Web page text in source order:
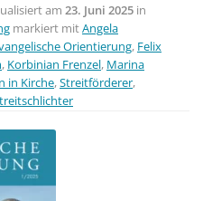
am 23. Juni 2025 in
markiert mitAngela
Orientierung, Felix
, Korbinian Frenzel, Marina
in Kirche,Streitförderer,